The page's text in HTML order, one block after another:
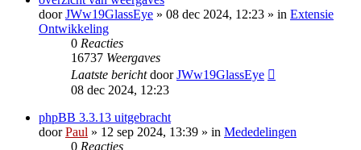
doorJWw19GlassEye » 08 dec 2024, 12:23 » in Extensie
Ontwikkeling
0 Reacties
16737 Weergaves
Laatste berichtdoorJWw19GlassEye
08 dec 2024, 12:23
phpBB 3.3.13 uitgebracht
doorPaul » 12 sep 2024, 13:39 » in Mededelingen
0 Reacties